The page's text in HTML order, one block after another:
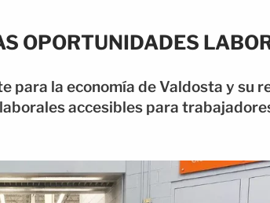
OPORTUNIDADES
para la economía de Valdosta y su
accesibles para